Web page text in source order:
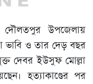
দৌলতপুর উপজেলায়
ভাবি ও তার দেড় বছর
দেবর ইউসুফ মোল্লা
হত্যাকাণ্ডের পর